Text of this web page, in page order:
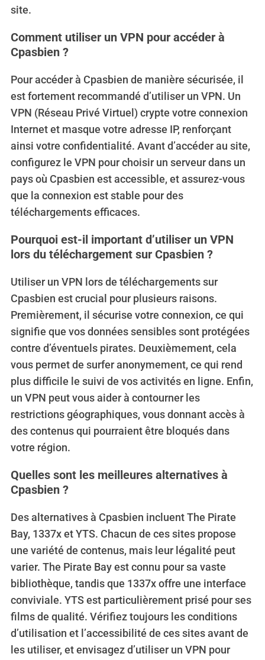
site.
Comment utiliser un VPN pour accéder à
Cpasbien ?
Pour accéder à Cpasbien de manière sécurisée, il
est fortement recommandé d’utiliser un VPN. Un
VPN (Réseau Privé Virtuel) crypte votre connexion
Internet et masque votre adresse IP, renforçant
ainsi votre confidentialité. Avant d’accéder au site,
configurez le VPN pour choisir un serveur dans un
pays où Cpasbien est accessible, et assurez-vous
que la connexion est stable pour des
téléchargements efficaces.
Pourquoi est-il important d’utiliser un VPN
lors du téléchargement sur Cpasbien ?
Utiliser un VPN lors de téléchargements sur
Cpasbien est crucial pour plusieurs raisons.
Premièrement, il sécurise votre connexion, ce qui
signifie que vos données sensibles sont protégées
contre d’éventuels pirates. Deuxièmement, cela
vous permet de surfer anonymement, ce qui rend
plus difficile le suivi de vos activités en ligne. Enfin,
un VPN peut vous aider à contourner les
restrictions géographiques, vous donnant accès à
des contenus qui pourraient être bloqués dans
votre région.
Quelles sont les meilleures alternatives à
Cpasbien ?
Des alternatives à Cpasbien incluent The Pirate
Bay, 1337x et YTS. Chacun de ces sites propose
une variété de contenus, mais leur légalité peut
varier. The Pirate Bay est connu pour sa vaste
bibliothèque, tandis que 1337x offre une interface
conviviale. YTS est particulièrement prisé pour ses
films de qualité. Vérifiez toujours les conditions
d’utilisation et l’accessibilité de ces sites avant de
les utiliser, et envisagez d’utiliser un VPN pour